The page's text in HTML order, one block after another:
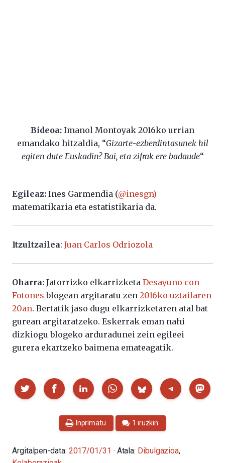
Bideoa: Imanol Montoyak 2016ko urrian
emandako hitzaldia, “Gizarte-ezberdintasunek hil
egiten dute Euskadin? Bai, eta zifrak ere badaude“
Egileaz: Ines Garmendia (@inesgn)
matematikaria eta estatistikaria da.
Itzultzailea: Juan Carlos Odriozola
Oharra: Jatorrizko elkarrizketa Desayuno con
Fotones blogean argitaratu zen 2016ko uztailaren
20an. Bertatik jaso dugu elkarrizketaren atal bat
gurean argitaratzeko. Eskerrak eman nahi
dizkiogu blogeko arduradunei zein egileei
gurera ekartzeko baimena emateagatik.
Partekatu
Inprimatu 1 iruzkin
Argitalpen-data: 2017/01/31 · Atala: Dibulgazioa,